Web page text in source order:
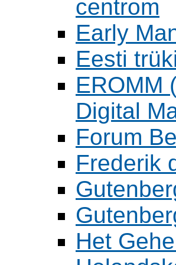
centrom
Early
Eesti
EROMM
Digital
Forum
Frederik
Het